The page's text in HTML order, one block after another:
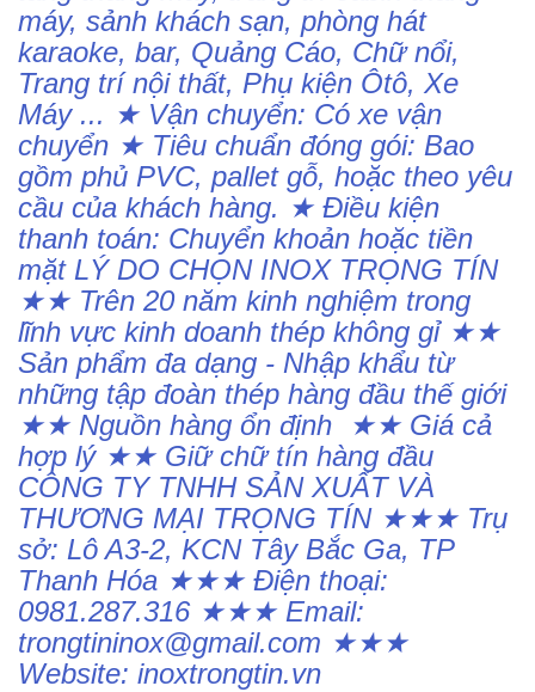
máy, sảnh khách sạn, phòng hát
karaoke, bar, Quảng Cáo, Chữ nổi,
Trang trí nội thất, Phụ kiện Ôtô, Xe
Máy ... ★ Vận chuyển: Có xe vận
chuyển ★ Tiêu chuẩn đóng gói: Bao
gồm phủ PVC, pallet gỗ, hoặc theo yêu
cầu của khách hàng. ★ Điều kiện
thanh toán: Chuyển khoản hoặc tiền
mặt LÝ DO CHỌN INOX TRỌNG TÍN
★★ Trên 20 năm kinh nghiệm trong
lĩnh vực kinh doanh thép không gỉ ★★
Sản phẩm đa dạng - Nhập khẩu từ
những tập đoàn thép hàng đầu thế giới
★★ Nguồn hàng ổn định ★★ Giá cả
hợp lý ★★ Giữ chữ tín hàng đầu
CÔNG TY TNHH SẢN XUẤT VÀ
THƯƠNG MẠI TRỌNG TÍN ★★★ Trụ
sở: Lô A3-2, KCN Tây Bắc Ga, TP
Thanh Hóa ★★★ Điện thoại:
0981.287.316 ★★★ Email:
trongtininox@gmail.com ★★★
Website: inoxtrongtin.vn